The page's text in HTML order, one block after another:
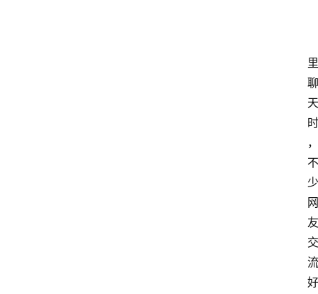
里
聊
天
时
，
不
少
网
友
交
流
好